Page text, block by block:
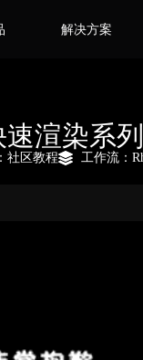
解决方案
速渲染系
社区教程 工作流：